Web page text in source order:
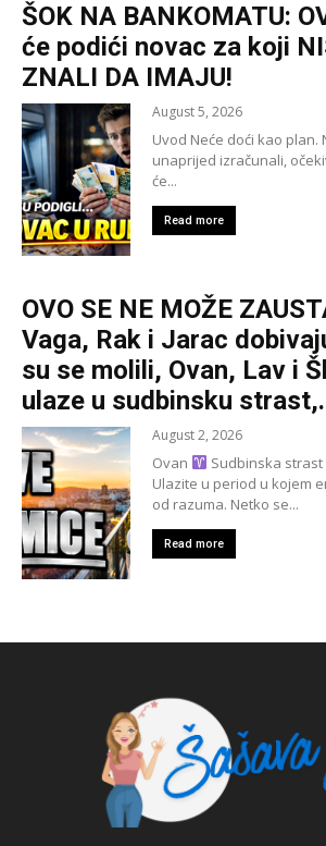
ŠOK NA BANKOMATU:
će podići novac za koji
ZNALI DA IMAJU!
August 5, 2026
Uvod Neće doći kao plan.
unaprijed izračunali,
će...
Read more
OVO SE NE MOŽE
Vaga, Rak i Jarac
su se molili, Ovan, Lav i
ulaze u sudbinsku
August 2, 2026
Ovan
Sudbinska
Ulazite u period u kojem
od razuma. Netko se...
Read more